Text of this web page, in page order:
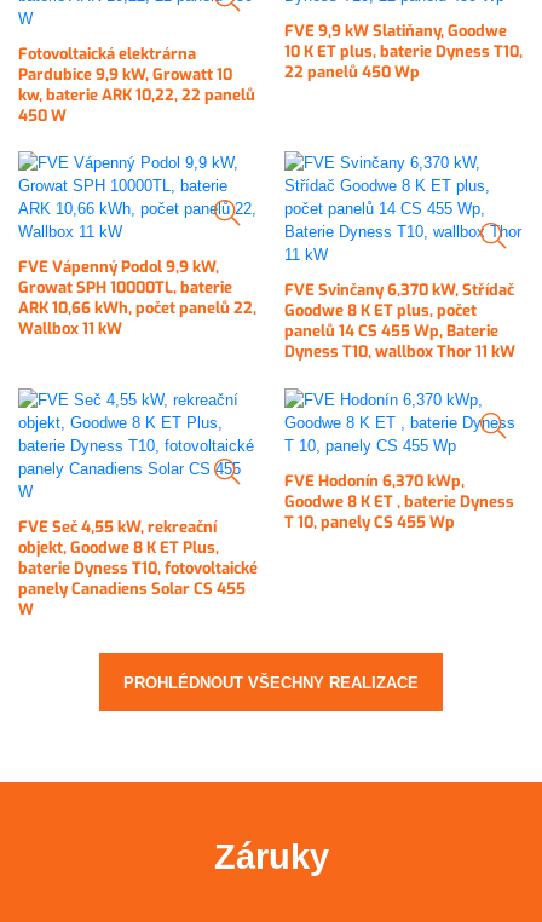
Fotovoltaická elektrárna
Pardubice 9,9 kW, Growatt 10
kw, baterie ARK 10,22, 22 panelů
450 W
FVE 9,9 kW Slatiňany, Goodwe
10 K ET plus, baterie Dyness T10,
22 panelů 450 Wp
FVE Vápenný Podol 9,9 kW,
Growat SPH 10000TL, baterie
ARK 10,66 kWh, počet panelů 22,
Wallbox 11 kW
FVE Svinčany 6,370 kW, Střídač
Goodwe 8 K ET plus, počet
panelů 14 CS 455 Wp, Baterie
Dyness T10, wallbox Thor 11 kW
FVE Seč 4,55 kW, rekreační
objekt, Goodwe 8 K ET Plus,
baterie Dyness T10, fotovoltaické
panely Canadiens Solar CS 455
W
FVE Hodonín 6,370 kWp,
Goodwe 8 K ET , baterie Dyness
T 10, panely CS 455 Wp
PROHLÉDNOUT VŠECHNY REALIZACE
Záruky